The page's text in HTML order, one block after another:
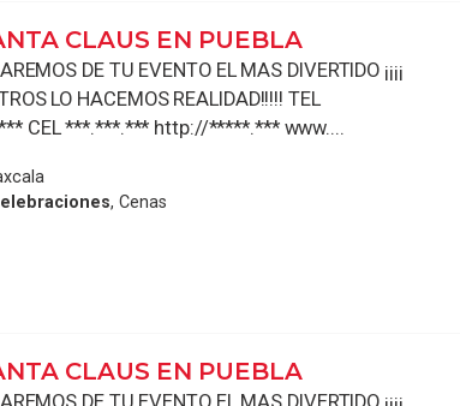
CLAUS EN PUEBLA
DE TU EVENTO EL MAS DIVERTIDO ¡¡¡¡
LO HACEMOS REALIDAD!!!!! TEL
CEL ***.***.*** http://*****.*** www....
, Cenas
CLAUS EN PUEBLA